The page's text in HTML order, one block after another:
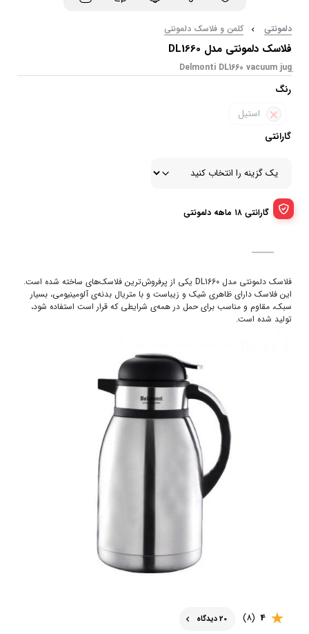
دلمونتی کلمن و فلاسک دلمونتی
فلاسک دلمونتی مدل DL1660
رنگ
استیل
گارانتی
گارانتی ۱۸ ماهه دلمونتی
فلاسک دلمونتی مدل DL1660 یکی از پرفروش‌ترین فلاسک‌های ساخته شده است.
این فلاسک دارای ظاهری شیک و زیباست و با متریال بدنه‌ی آلومینیومی، بسیار
سبک، مقاوم و مناسب برای حمل در همه‌ی شرایطی که قرار است استفاده شود،
تولید شده است.
4
(8)
20 دیدگاه